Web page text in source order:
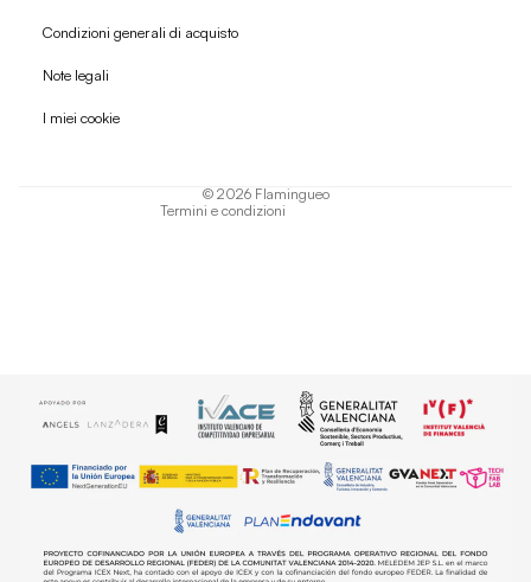
Condizioni generali di acquisto
Note legali
I miei cookie
© 2026 Flamingueo
Termini e condizioni
Politica di rimborso